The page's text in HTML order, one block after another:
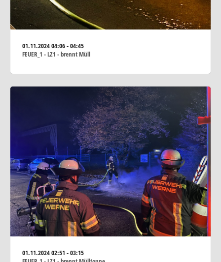
01.11.202404:06 - 04:45
FEUER_1 - LZ1 - brennt Müll
01.11.202402:51 - 03:15